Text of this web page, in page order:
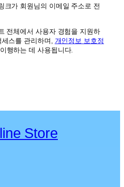
크가 회원님의 이메일 주소로 전
전체에서 사용자 경험을 지원하
스를 관리하며, 개인정보 보호정
행하는 데 사용됩니다.
Store